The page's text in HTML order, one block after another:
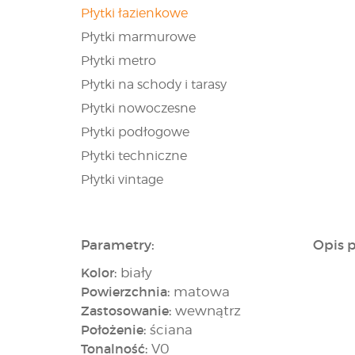
Płytki łazienkowe
Płytki marmurowe
Płytki metro
Płytki na schody i tarasy
Płytki nowoczesne
Płytki podłogowe
Płytki techniczne
Płytki vintage
Parametry:
Kolor: biały
Powierzchnia: matowa
Zastosowanie: wewnątrz
Położenie: ściana
Tonalność: V0
Opis